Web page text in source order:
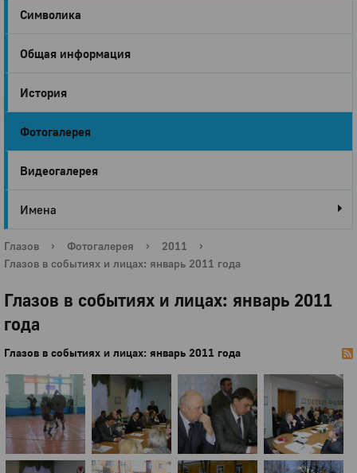
Город
Глазов
Символика
Общая информация
История
Фотогалерея
Видеогалерея
Имена
Глазов › Фотогалерея › 2011
›
Глазов в событиях и лицах: январь 2011 года
Глазов в событиях и лицах: январь 2011
года
Глазов в событиях и лицах: январь 2011 года